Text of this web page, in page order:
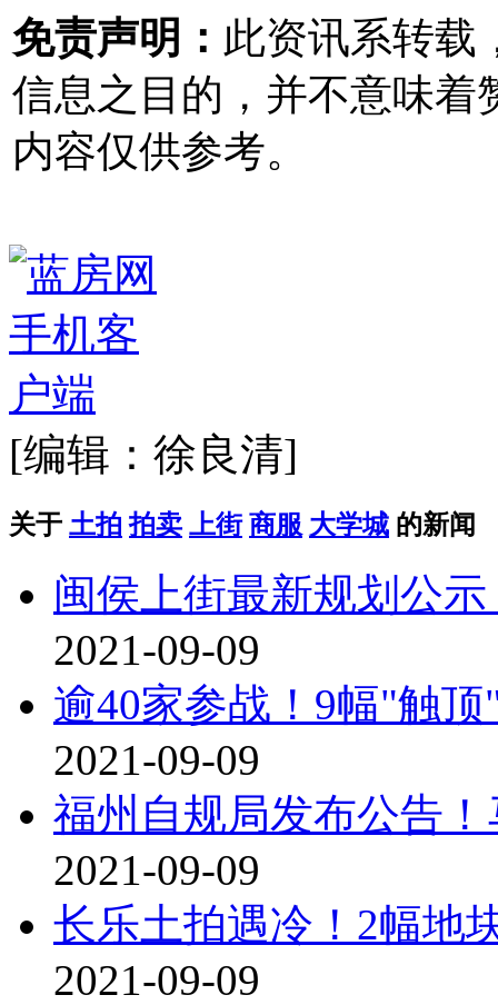
免责声明： 此资讯系转载
信息之目的，并不意味着
内容仅供参考。
[编辑：徐良清]
关于 土拍 拍卖 上街 商服 大学城 的新闻
闽侯上街最新规划公
2021-09-09
逾40家参战！9幅"触
2021-09-09
福州自规局发布公告
2021-09-09
长乐土拍遇冷！2幅地
2021-09-09